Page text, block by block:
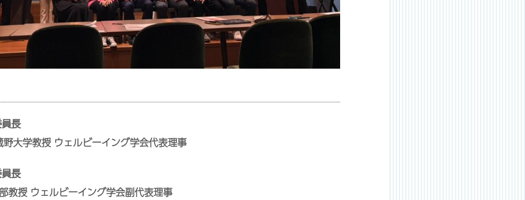
長
大学教授 ウェルビーイング学会代表理事
長
教授 ウェルビーイング学会副代表理事